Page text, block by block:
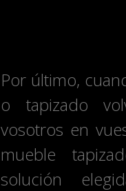
Por último,
o tapizado
vosotros en
mueble
solución